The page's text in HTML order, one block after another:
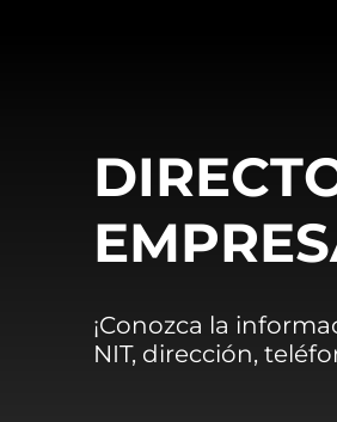
¡Conozca la
NIT, dirección,